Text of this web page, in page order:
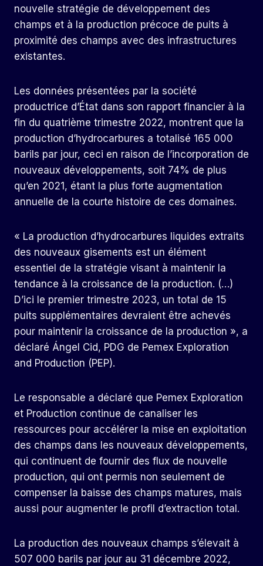
nouvelle stratégie de développement des
champs et à la production précoce de puits à
proximité des champs avec des infrastructures
existantes.
Les données présentées par la société
productrice d’État dans son rapport financier à la
fin du quatrième trimestre 2022, montrent que la
production d’hydrocarbures a totalisé 165 000
barils par jour, ceci en raison de l’incorporation de
nouveaux développements, soit 74% de plus
qu’en 2021, étant la plus forte augmentation
annuelle de la courte histoire de ces domaines.
« La production d’hydrocarbures liquides extraits
des nouveaux gisements est un élément
essentiel de la stratégie visant à maintenir la
tendance à la croissance de la production. (…)
D’ici le premier trimestre 2023, un total de 15
puits supplémentaires devraient être achevés
pour maintenir la croissance de la production », a
déclaré Ángel Cid, PDG de Pemex Exploration
and Production (PEP).
Le responsable a déclaré que Pemex Exploration
et Production continue de canaliser les
ressources pour accélérer la mise en exploitation
des champs dans les nouveaux développements,
qui continuent de fournir des flux de nouvelle
production, qui ont permis non seulement de
compenser la baisse des champs matures, mais
aussi pour augmenter le profil d’extraction total.
La production des nouveaux champs s’élevait à
507 000 barils par jour au 31 décembre 2022,